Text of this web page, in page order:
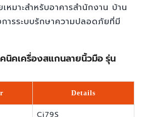
หมาะสำหรับอาคารสำนักงาน บ้าน
ารระบบรักษาความปลอดภัยที่มี
นิคเครื่องสแกนลายนิ้วมือ รุ่น
Details
Ci79S